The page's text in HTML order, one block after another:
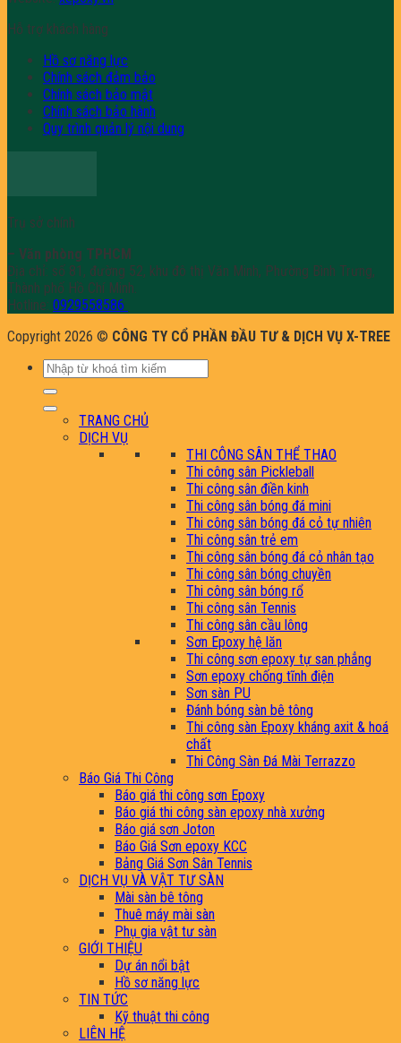
Hỗ trợ khách hàng
Hồ sơ năng lực
Chính sách đảm bảo
Chính sách bảo mật
Chính sách bảo hành
Quy trình quản lý nội dung
Trụ sở chính
– Văn phòng TPHCM
Địa chỉ: số 81, đường 52, khu đô thị Văn Minh, Phường Bình Trưng,
Thành phố Hồ Chí Minh.
Hotline: 0929558586
Copyright 2026 © CÔNG TY CỔ PHẦN ĐẦU TƯ & DỊCH VỤ X-TREE
Tìm
kiếm:
TRANG CHỦ
DỊCH VỤ
THI CÔNG SÂN THỂ THAO
Thi công sân Pickleball
Thi công sân điền kinh
Thi công sân bóng đá mini
Thi công sân bóng đá cỏ tự nhiên
Thi công sân trẻ em
Thi công sân bóng đá cỏ nhân tạo
Thi công sân bóng chuyền
Thi công sân bóng rổ
Thi công sân Tennis
Thi công sân cầu lông
Sơn Epoxy hệ lăn
Thi công sơn epoxy tự san phẳng
Sơn epoxy chống tĩnh điện
Sơn sàn PU
Đánh bóng sàn bê tông
Thi công sàn Epoxy kháng axit & hoá
chất
Thi Công Sàn Đá Mài Terrazzo
Báo Giá Thi Công
Báo giá thi công sơn Epoxy
Báo giá thi công sàn epoxy nhà xưởng
Báo giá sơn Joton
Báo Giá Sơn epoxy KCC
Bảng Giá Sơn Sân Tennis
DỊCH VỤ VÀ VẬT TƯ SÀN
Mài sàn bê tông
Thuê máy mài sàn
Phụ gia vật tư sàn
GIỚI THIỆU
Dự án nổi bật
Hồ sơ năng lực
TIN TỨC
Kỹ thuật thi công
LIÊN HỆ